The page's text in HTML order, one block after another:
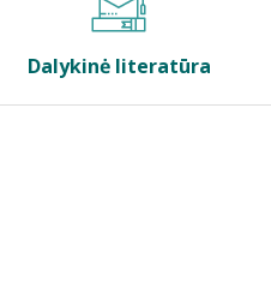
Dalykinė literatūra